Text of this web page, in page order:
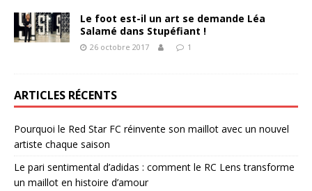
Le foot est-il un art se demande Léa
Salamé dans Stupéfiant !
26 octobre 2017 1
ARTICLES RÉCENTS
Pourquoi le Red Star FC réinvente son maillot avec un nouvel
artiste chaque saison
Le pari sentimental d’adidas : comment le RC Lens transforme
un maillot en histoire d’amour